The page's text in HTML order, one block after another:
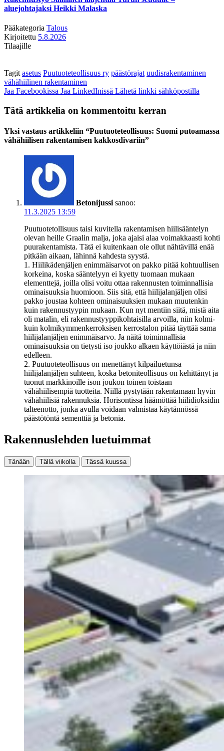
aluejohtajaksi Heikki Malaska
Pääkategoria Talous
Kirjoitettu 5.8.2026
Tilaajille
Tagit asetus Puutuoteteollisuus ry päästörajat uudisrakentaminen
vähähiilinen rakentaminen
Jaa Facebookissa Jaa LinkedInissä Lähetä linkki sähköpostilla
Tätä artikkelia on kommentoitu kerran
Yksi vastaus artikkeliin “Puutuoteteollisuus: Suomi putoamassa
vähähiilisen rakentamisen kakkosdivariin”
Betonijussi sanoo:
11.3.2025 13:59
Puutuotetollisuus taisi kuvitella rakentamisen hiilisääntelyn
olevan heille Graalin malja, joka ajaisi alaa voimakkaasti kohti
puurakentamista. Tätä ei kuitenkaan ole ollut nähtävillä enää
pitkään aikaan, lähinnä kahdesta syystä.
1. Hiilikädenjäljen enimmäisarvot on pakko pitää kohtuullisen
korkeina, koska sääntelyyn ei kyetty tuomaan mukaan
elementtejä, joilla olisi voitu ottaa rakennusten toiminnallisia
ominaisuuksia huomioon. Siis sitä, että hiilijalanjäljen olisi
pakko joustaa kohteen ominaisuuksien mukaan muutenkin
kuin rakennustyypin mukaan. Kun nyt mentiin siitä, mistä aita
oli matalin, eli rakennustyyppikohtaisilla arvoilla, niin kolmi-
kuin kolmikymmenkerroksisen kerrostalon pitää täyttää sama
hiilijalanjäljen enimmäisarvo. Ja näitä toiminnallisia
ominaisuuksia on tietysti iso joukko alkaen käyttöiästä ja niin
edelleen.
2. Puutuoteteollisuus on menettänyt kilpailuetunsa
hiilijalanjäljen suhteen, koska betoniteollisuus on kehittänyt ja
tuonut markkinoille ison joukon toinen toistaan
vähähiilisempiä tuotteita. Niillä pystytään rakentamaan hyvin
vähähiilisiä rakennuksia. Horisontissa häämöttää hiilidioksidin
talteenotto, jonka avulla voidaan valmistaa käytännössä
päästötöntä sementtiä ja betonia.
Rakennuslehden luetuimmat
Tänään Tällä viikolla Tässä kuussa